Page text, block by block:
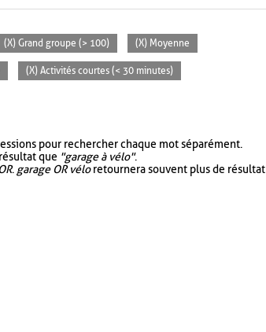
(X) Grand groupe (> 100) (X) Moyenne
(X) Activités courtes (< 30 minutes)
pour rechercher chaque mot séparément.
que "garage à vélo".
. garage OR véloretournera souvent plus de résultat